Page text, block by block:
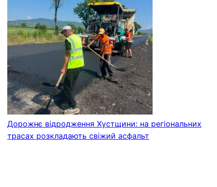
Дорожнє відродження Хустщини: на регіональних
трасах розкладають свіжий асфальт